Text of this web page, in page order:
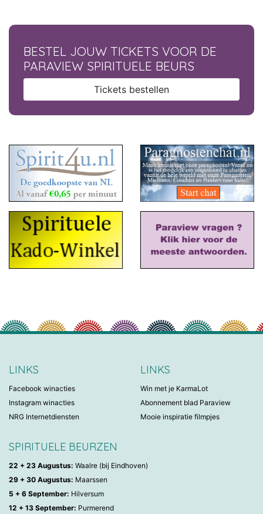
BESTEL JOUW TICKETS VOOR DE
PARAVIEW SPIRITUELE BEURS
Tickets bestellen
LINKS
Facebook winacties
Instagram winacties
NRG Internetdiensten
LINKS
Win met je KarmaLot
Abonnement blad Paraview
Mooie inspiratie filmpjes
SPIRITUELE BEURZEN
22 + 23 Augustus: Waalre (bij Eindhoven)
29 + 30 Augustus: Maarssen
5 + 6 September: Hilversum
12 + 13 September: Purmerend